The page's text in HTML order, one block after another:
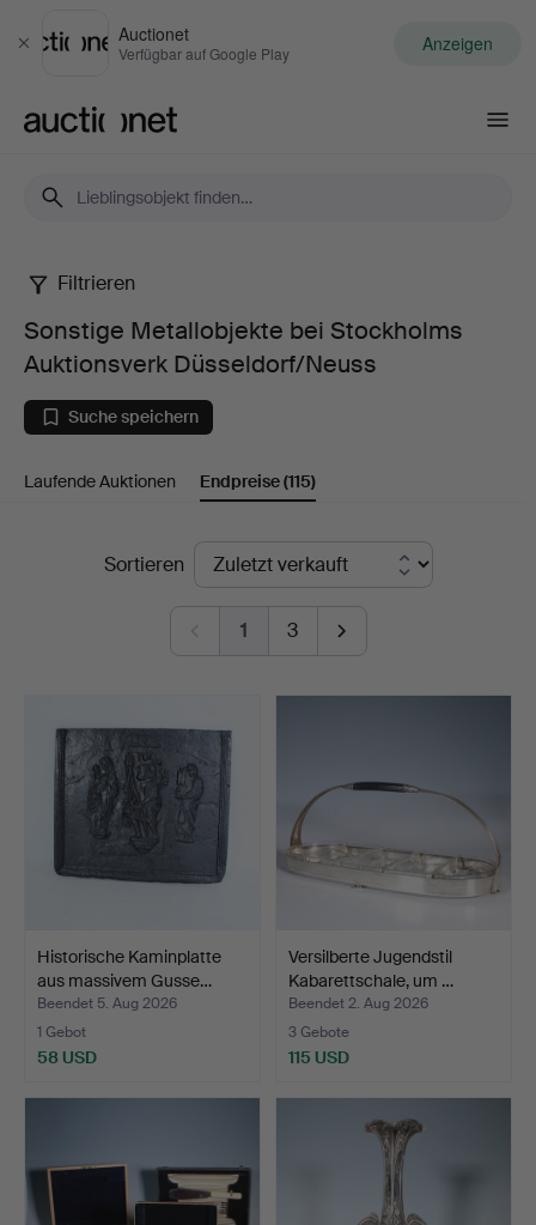
Schließen
Auctionet
Verfügbar auf Google Play Anzeigen
Sonstige
Metallobjekte
bei
Stockholms
Düsseldorf/Neuss
Filtrieren
Sonstige Metallobjekte bei Stockholms
Auktionsverk Düsseldorf/Neuss
Suche speichern
Laufende Auktionen Endpreise(115)
EndpreiseSortieren
1 3
Historische Kaminplatte
aus massivem Gusse…
Beendet 5. Aug 2026
1 Gebot
58 USD
Versilberte Jugendstil
Kabarettschale, um …
Beendet 2. Aug 2026
3 Gebote
115 USD